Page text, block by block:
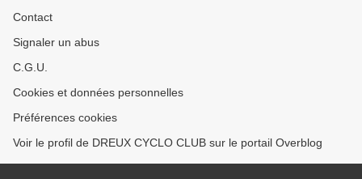
Contact
Signaler un abus
C.G.U.
Cookies et données personnelles
Préférences cookies
Voir le profil de DREUX CYCLO CLUB sur le portail Overblog